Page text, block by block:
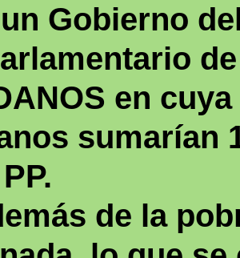
Gobierno
en
sumarían
de la